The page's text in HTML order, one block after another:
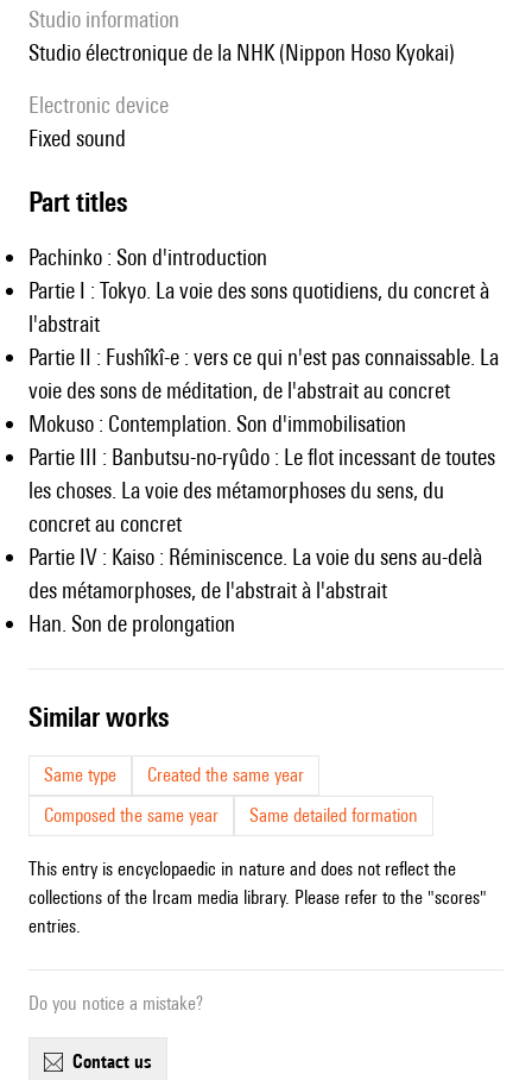
Studio information
Studio électronique de la NHK (Nippon Hoso Kyokai)
Electronic device
fixed sound
Part titles
Pachinko : Son d'introduction
Partie I : Tokyo. La voie des sons quotidiens, du concret à
l'abstrait
Partie II : Fushîkî-e : vers ce qui n'est pas connaissable. La
voie des sons de méditation, de l'abstrait au concret
Mokuso : Contemplation. Son d'immobilisation
Partie III : Banbutsu-no-ryûdo : Le flot incessant de toutes
les choses. La voie des métamorphoses du sens, du
concret au concret
Partie IV : Kaiso : Réminiscence. La voie du sens au-delà
des métamorphoses, de l'abstrait à l'abstrait
Han. Son de prolongation
similar works
Same type
Created the same year
Composed the same year
Same detailed formation
This entry is encyclopaedic in nature and does not reflect the
collections of the Ircam media library. Please refer to the "scores"
entries.
Do you notice a mistake?
contact us